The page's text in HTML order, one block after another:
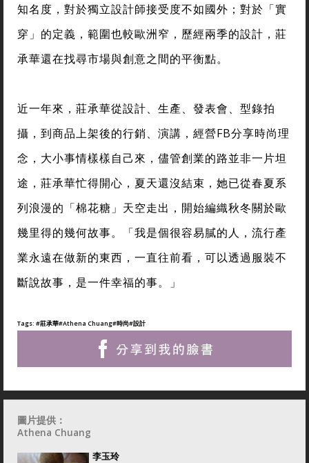
知名度，對於獨立設計師接受度不如國外；對於「實
穿」的定義，範圍也較歐洲窄，歷經兩季的設計，莊
承華還在找尋市場與創意之間的平衡點。
近一年來，莊承華從設計、生產、發表會、型錄拍
攝，到商品上架後的行銷、演講，經營FB分享時尚理
念，大小事情樣樣自己來，儘管創業的路並非一片坦
途，莊承華忙得開心，夏天還沒結束，她已從春夏系
列浪漫的「棉花糖」天空走出，開始編織秋冬關於歐
幾里得的幾何故事。「我是個很容易膩的人，流行產
業永遠在做新的東西，一直往前看，可以透過服裝不
斷說故事，是一件幸福的事。」
Tags: #莊承華#Athena Chuang#時尚#設計
圖片提供：
Athena Chuang
李玉玲